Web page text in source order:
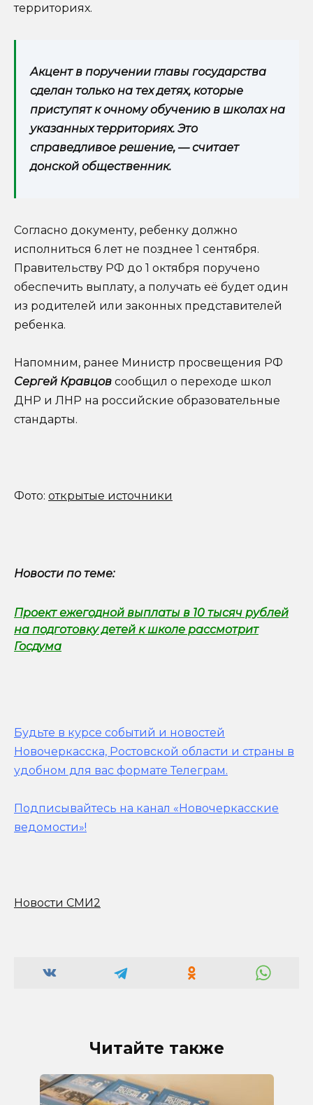
территориях.
Акцент в поручении главы государства
сделан только на тех детях, которые
приступят к очному обучению в школах на
указанных территориях. Это
справедливое решение, — считает
донской общественник.
Согласно документу, ребенку должно
исполниться 6 лет не позднее 1 сентября.
Правительству РФ до 1 октября поручено
обеспечить выплату, а получать её будет один
из родителей или законных представителей
ребенка.
Напомним, ранее Министр просвещения РФ
Сергей Кравцов сообщил о переходе школ
ДНР и ЛНР на российские образовательные
стандарты.
Фото: открытые источники
Новости по теме:
Проект ежегодной выплаты в 10 тысяч рублей
на подготовку детей к школе рассмотрит
Госдума
Будьте в курсе событий и новостей
Новочеркасска, Ростовской области и страны в
удобном для вас формате Телеграм.
Подписывайтесь на канал «Новочеркасские
ведомости»!
Новости СМИ2
Читайте также